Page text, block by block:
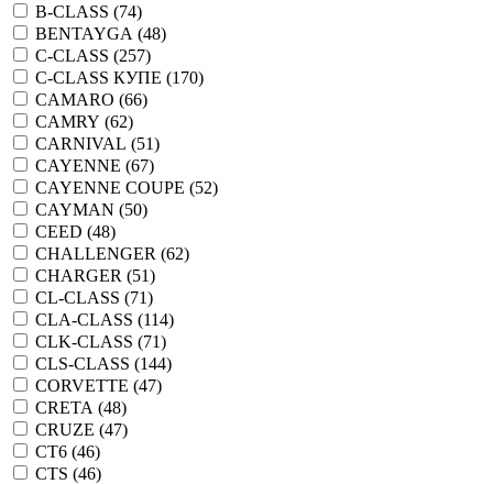
B-CLASS (74)
BENTAYGA (48)
C-CLASS (257)
C-CLASS КУПЕ (170)
CAMARO (66)
CAMRY (62)
CARNIVAL (51)
CAYENNE (67)
CAYENNE COUPE (52)
CAYMAN (50)
CEED (48)
CHALLENGER (62)
CHARGER (51)
CL-CLASS (71)
CLA-CLASS (114)
CLK-CLASS (71)
CLS-CLASS (144)
CORVETTE (47)
CRETA (48)
CRUZE (47)
CT6 (46)
CTS (46)